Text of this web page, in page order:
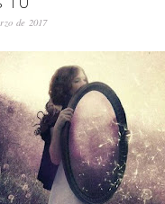
TÚ
de 2017